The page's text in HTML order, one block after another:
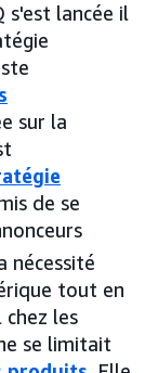
s'est lancée il
sur la
de se
nécessité
tout en
les
se limitait